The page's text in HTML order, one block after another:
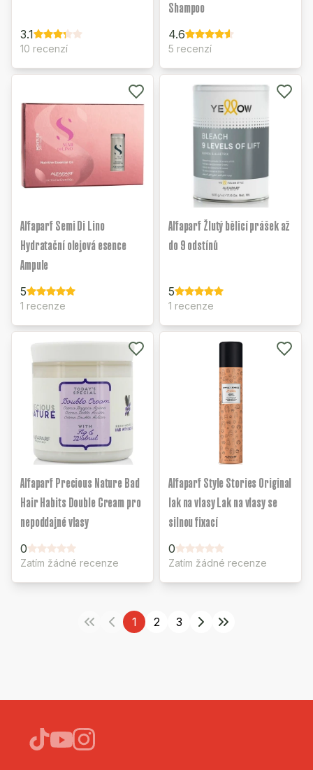
3.1
10 recenzí
Shampoo
4.6
5 recenzí
Alfaparf Semi Di Lino
Hydratační olejová esence
Ampule
5
1 recenze
Alfaparf Žlutý bělicí prášek až
do 9 odstínů
5
1 recenze
Alfaparf Precious Nature Bad
Hair Habits Double Cream pro
nepoddajné vlasy
0
Zatím žádné recenze
Alfaparf Style Stories Original
lak na vlasy Lak na vlasy se
silnou fixací
0
Zatím žádné recenze
1 2 3